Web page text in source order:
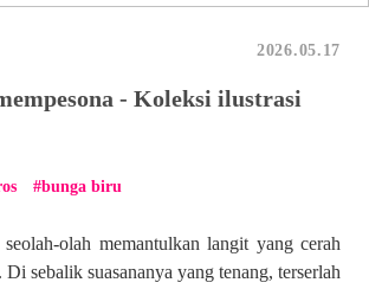
2026.05.17
- Koleksi ilustrasi
bunga biru
olah memantulkan langit yang cerah
Di sebalik suasananya yang tenang, terserlah